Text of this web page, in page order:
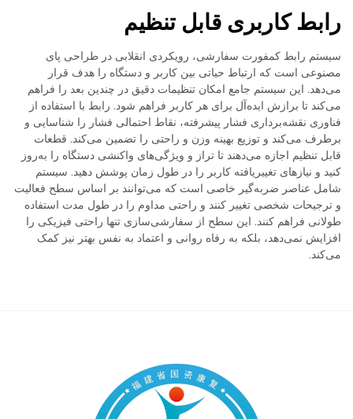
رابط کاربری قابل تنظیم
سیستم رابط کمفورت سفارشی، رویکردی انقلابی در طراحی پای
مصنوعی است که ارتباط حیاتی بین کاربر و دستگاه را هدف قرار
می‌دهد. این سیستم جامع امکان تنظیمات دقیق در چندین بعد را فراهم
می‌کند تا برازش ایده‌آل برای هر کاربر فراهم شود. رابط با استفاده از
فناوری نقشه‌برداری فشار پیشرفته، نقاط احتمالی فشار را شناسایی و
برطرف می‌کند و توزیع بهینه وزن و راحتی را تضمین می‌کند. قطعات
قابل تنظیم اجازه می‌دهند تا تراز و ویژگی‌های واکنشی دستگاه را به‌روز
کنید و نیازهای تغییریافته کاربر را در طول زمان پوشش دهید. سیستم
شامل عناصر ضربه‌گیر خاصی است که می‌توانند بر اساس سطح فعالیت
و ترجیحات شخصی تغییر کنند و راحتی مداوم را در طول مدت استفاده
طولانی فراهم کنند. این سطح از سفارشی‌سازی تنها راحتی فیزیکی را
افزایش نمی‌دهد، بلکه به رفاه روانی و اعتماد به نفس بهتر نیز کمک
می‌کند.